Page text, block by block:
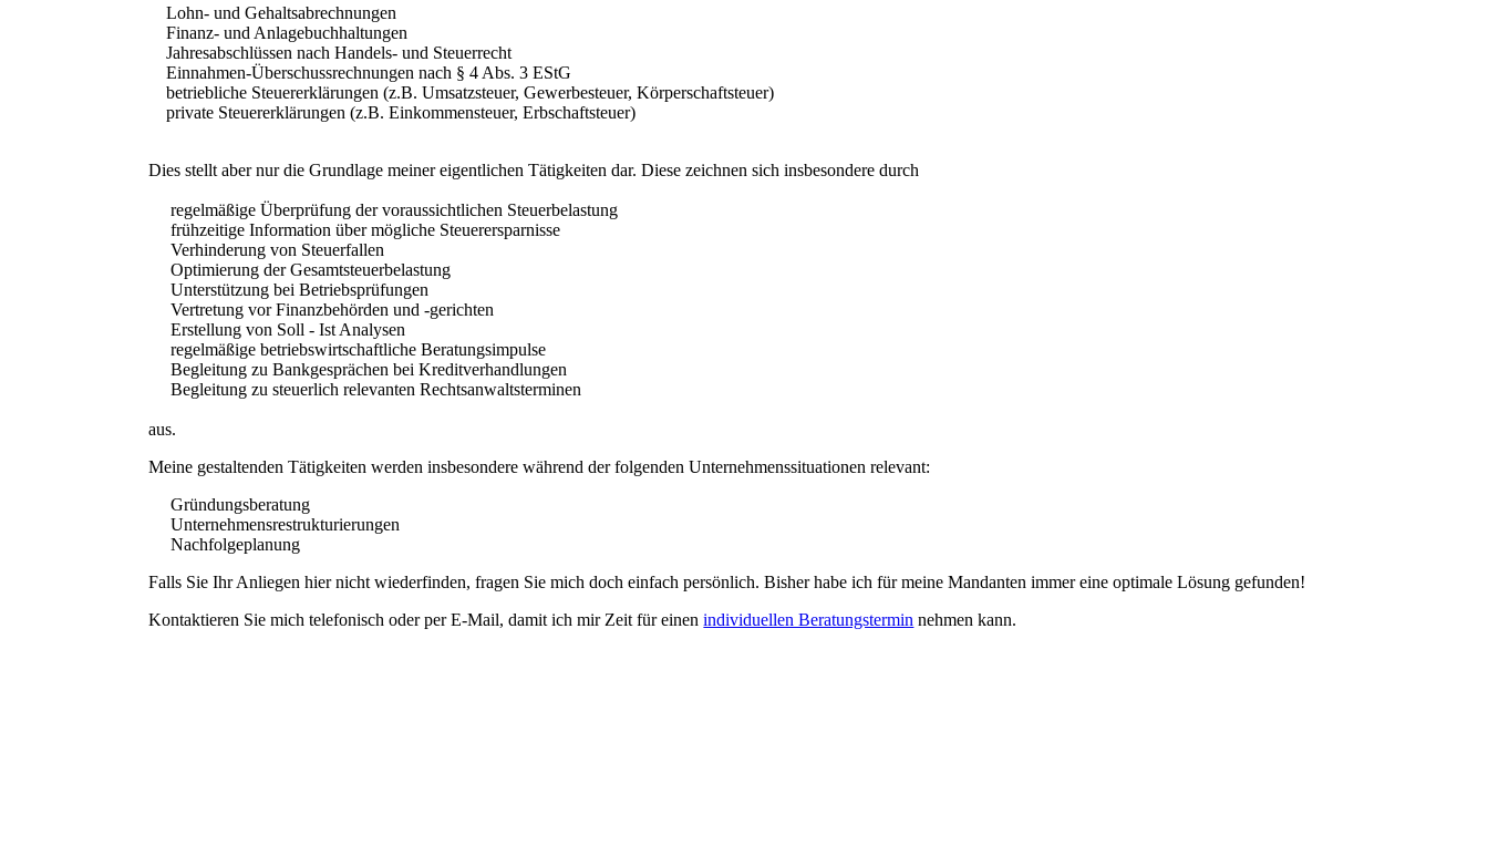
Lohn- und Gehaltsabrechnungen
Finanz- und Anlagebuchhaltungen
Jahresabschlüssen nach Handels- und Steuerrecht
Einnahmen-Überschussrechnungen nach § 4 Abs. 3 EStG
betriebliche Steuererklärungen (z.B. Umsatzsteuer, Gewerbesteuer, Körperschaftsteuer)
private Steuererklärungen (z.B. Einkommensteuer, Erbschaftsteuer)
Dies stellt aber nur die Grundlage meiner eigentlichen Tätigkeiten dar. Diese zeichnen sich insbesondere durch
regelmäßige Überprüfung der voraussichtlichen Steuerbelastung
frühzeitige Information über mögliche Steuerersparnisse
Verhinderung von Steuerfallen
Optimierung der Gesamtsteuerbelastung
Unterstützung bei Betriebsprüfungen
Vertretung vor Finanzbehörden und -gerichten
Erstellung von Soll - Ist Analysen
regelmäßige betriebswirtschaftliche Beratungsimpulse
Begleitung zu Bankgesprächen bei Kreditverhandlungen
Begleitung zu steuerlich relevanten Rechtsanwaltsterminen
aus.
Meine gestaltenden Tätigkeiten werden insbesondere während der folgenden Unternehmenssituationen relevant:
Gründungsberatung
Unternehmensrestrukturierungen
Nachfolgeplanung
Falls Sie Ihr Anliegen hier nicht wiederfinden, fragen Sie mich doch einfach persönlich. Bisher habe ich für meine Mandanten immer eine optimale Lösung gefunden!
Kontaktieren Sie mich telefonisch oder per E-Mail, damit ich mir Zeit für einenindividuellen Beratungstermin nehmen kann.